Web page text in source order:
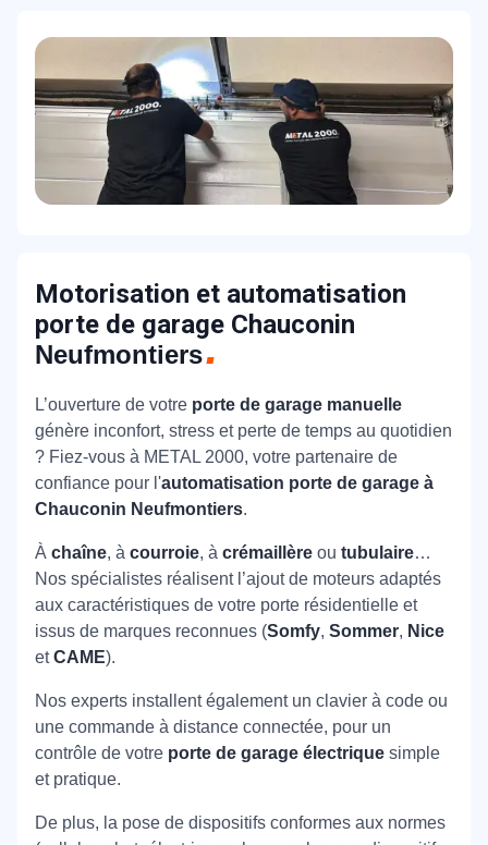
Motorisation et automatisation
porte de garage Chauconin
Neufmontiers
L’ouverture de votre porte de garage manuelle
génère inconfort, stress et perte de temps au quotidien
? Fiez-vous à METAL 2000, votre partenaire de
confiance pour l'automatisation porte de garage à
Chauconin Neufmontiers.
À chaîne, à courroie, à crémaillère ou tubulaire…
Nos spécialistes réalisent l’ajout de moteurs adaptés
aux caractéristiques de votre porte résidentielle et
issus de marques reconnues (Somfy, Sommer, Nice
etCAME).
Nos experts installent également un clavier à code ou
une commande à distance connectée, pour un
contrôle de votre porte de garage électrique simple
et pratique.
De plus, la pose de dispositifs conformes aux normes